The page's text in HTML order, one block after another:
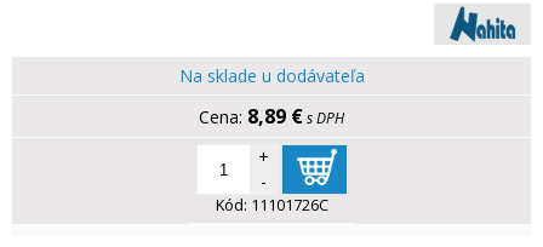
Na sklade u dodávateľa
8,89 €s DPH
+
-
Kód: 11101726C